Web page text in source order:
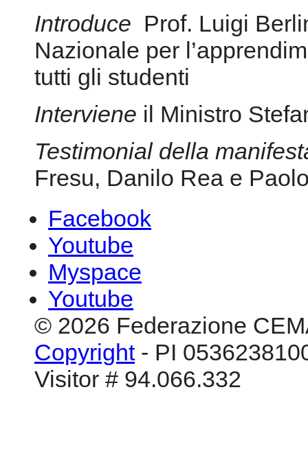
Introduce Prof. Luigi
Nazionale per
tutti gli studenti
Interviene il Ministro
Testimonial della
Fresu, Danilo Rea e
Facebook
Youtube
Myspace
Youtube
© 2026 Federazione
Copyright- PI
Visitor # 94.066.332